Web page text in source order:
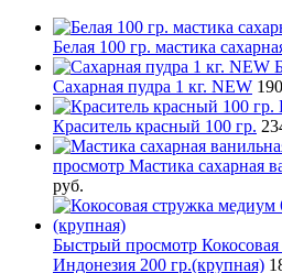
Белая 100 гр. мастика
Сахарная пудра 1 кг. NEW
Краситель красный 100 гр.
просмотр Мастика сахарная
руб.
Быстрый просмотр
Индонезия 200 гр.(крупная)